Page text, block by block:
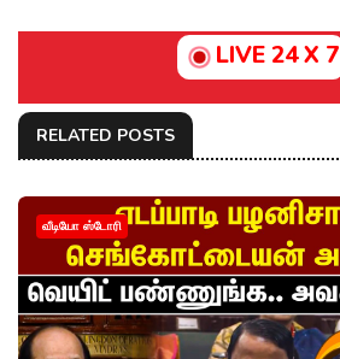
LIVE 24 X 7
RELATED POSTS
வீடியோ ஸ்டோரி